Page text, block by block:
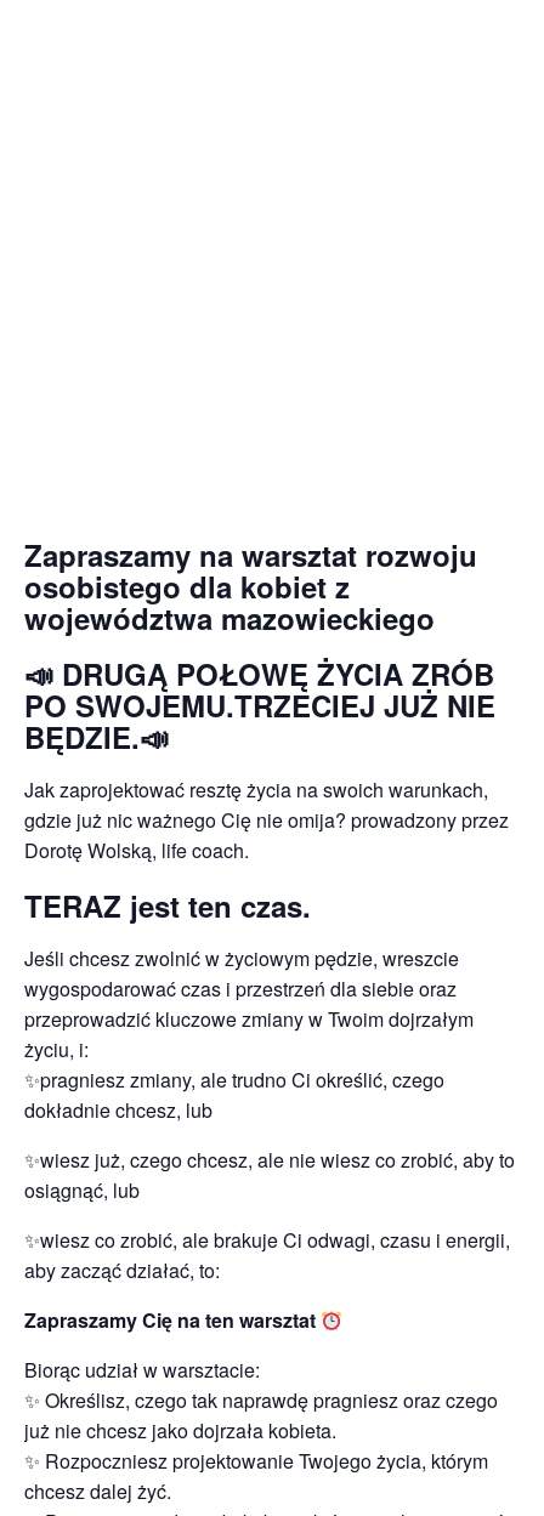
Zapraszamy na warsztat rozwoju
osobistego dla kobiet z
województwa mazowieckiego
📣 DRUGĄ POŁOWĘ ŻYCIA ZRÓB
PO SWOJEMU.TRZECIEJ JUŻ NIE
BĘDZIE.📣
Jak zaprojektować resztę życia na swoich warunkach,
gdzie już nic ważnego Cię nie omija? prowadzony przez
Dorotę Wolską, life coach.
TERAZ jest ten czas.
Jeśli chcesz zwolnić w życiowym pędzie, wreszcie
wygospodarować czas i przestrzeń dla siebie oraz
przeprowadzić kluczowe zmiany w Twoim dojrzałym
życiu, i:
✨pragniesz zmiany, ale trudno Ci określić, czego
dokładnie chcesz, lub
✨wiesz już, czego chcesz, ale nie wiesz co zrobić, aby to
osiągnąć, lub
✨wiesz co zrobić, ale brakuje Ci odwagi, czasu i energii,
aby zacząć działać, to:
Zapraszamy Cię na ten warsztat
Biorąc udział w warsztacie:
✨ Określisz, czego tak naprawdę pragniesz oraz czego
już nie chcesz jako dojrzała kobieta.
✨ Rozpoczniesz projektowanie Twojego życia, którym
chcesz dalej żyć.